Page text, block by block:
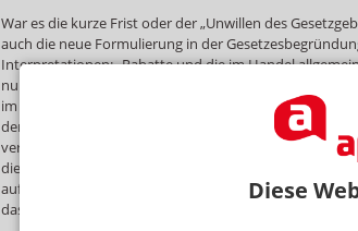
Diese
War es die kurze Frist oder der „Unwillen des
auch die neue Formulierung in der
Interpretationen: „Rabatte und die im Handel
nur auf den Abgabepreis des pharmazeutischen
im Rahmen des prozentualen Zuschlags gewährt
der Wille des Gesetzgebers klar, der Wortlaut aber
verhält es sich jetzt anders herum. Für Verwirrung
die Großhändler Skonto auf den HAP gewähren sollen
auf ihren eigenen Abgabepreis. Selbst Befürworter der
dass man es technisch sauberer hätte lösen können.